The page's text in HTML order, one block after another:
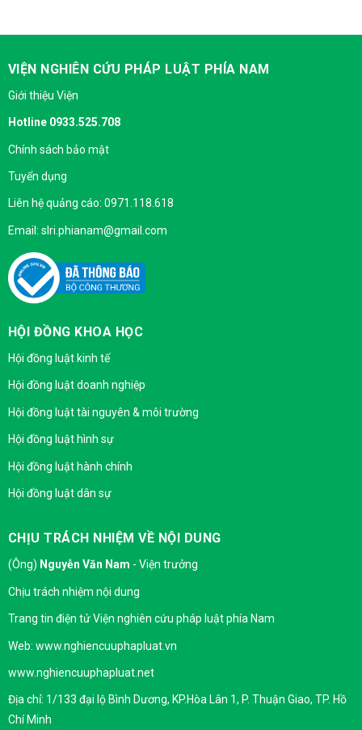
VIỆN NGHIÊN CỨU PHÁP LUẬT PHÍA NAM
Giới thiệu Viện
Hotline 0933.525.708
Chính sách bảo mật
Tuyển dụng
Liên hệ quảng cáo: 0971.118.618
Email: slri.phianam@gmail.com
HỘI ĐỒNG KHOA HỌC
Hội đồng luật kinh tế
Hội đồng luật doanh nghiệp
Hội đồng luật tài nguyên & môi trường
Hội đồng luật hình sự
Hội đồng luật hành chính
Hội đồng luật dân sự
CHỊU TRÁCH NHIỆM VỀ NỘI DUNG
(Ông) Nguyễn Văn Nam - Viện trưởng
Chịu trách nhiệm nội dung
Trang tin điện tử Viện nghiên cứu pháp luật phía Nam
Web: www.nghiencuuphapluat.vn
www.nghiencuuphapluat.net
Địa chỉ: 1/133 đại lộ Bình Dương, KP.Hòa Lân 1, P. Thuận Giao, TP. Hồ
Chí Minh